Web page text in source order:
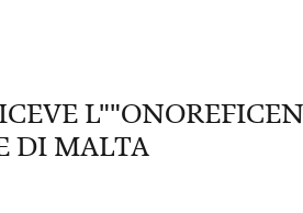
DI MALTA